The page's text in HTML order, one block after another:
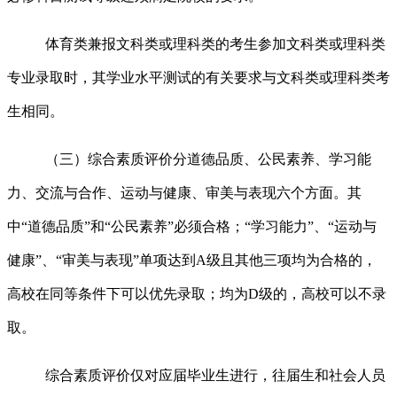
体育类兼报文科类或理科类的考生参加文科类或理科类
专业录取时，其学业水平测试的有关要求与文科类或理科类考
生相同。
（三）综合素质评价分道德品质、公民素养、学习能
力、交流与合作、运动与健康、审美与表现六个方面。其
中“道德品质”和“公民素养”必须合格；“学习能力”、“运动与
健康”、“审美与表现”单项达到A级且其他三项均为合格的，
高校在同等条件下可以优先录取；均为D级的，高校可以不录
取。
综合素质评价仅对应届毕业生进行，往届生和社会人员